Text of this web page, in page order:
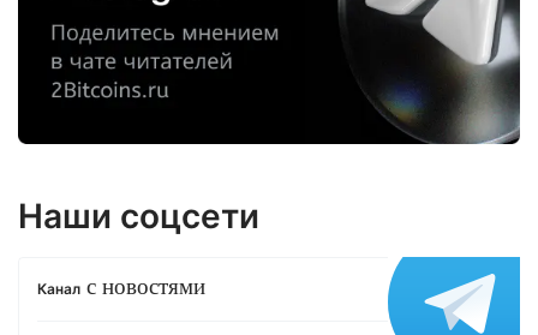
Наши соцсети
Канал с новостями